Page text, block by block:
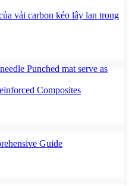
vải carbon kéo lây lan trong
Composites
Guide